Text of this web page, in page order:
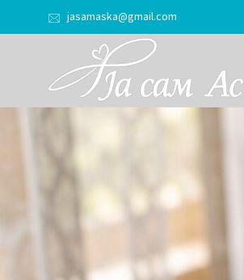
jasamaska@gmail.com